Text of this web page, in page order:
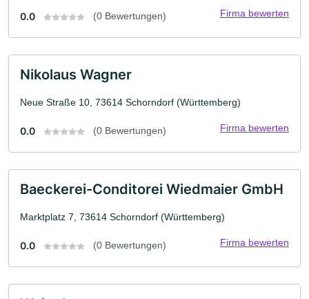
0.0 (0 Bewertungen) Firma bewerten
Nikolaus Wagner
Neue Straße 10, 73614 Schorndorf (Württemberg)
0.0 (0 Bewertungen) Firma bewerten
Baeckerei-Conditorei Wiedmaier GmbH
Marktplatz 7, 73614 Schorndorf (Württemberg)
0.0 (0 Bewertungen) Firma bewerten